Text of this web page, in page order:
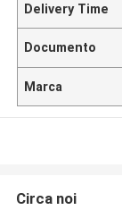
Delivery Time
Documento
Marca
Circa noi